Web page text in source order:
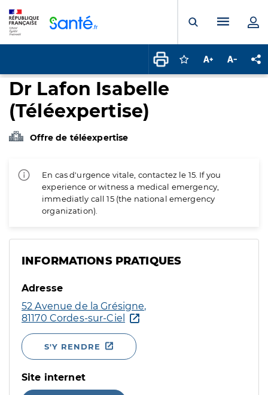
Ouvrir laMenu
Connectez-vous
Augmenter la
Dr Lafon Isabelle
(Téléexpertise)
Offre de téléexpertise
En cas d'urgence vitale, contactez le 15. If you
experience or witness a medical emergency,
immediatly call 15 (the national emergency
organization).
INFORMATIONS PRATIQUES
Adresse
52 Avenue de la Grésigne,
81170 Cordes-sur-Ciel
S'Y RENDRE
Site internet